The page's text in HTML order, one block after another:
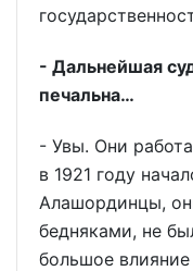
- Дальнейшая
печальна…
- Увы. Они
в 1921 году
Алашординцы,
бедняками, не
большое